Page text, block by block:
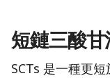
短鏈三酸甘
SCTs 是一種更